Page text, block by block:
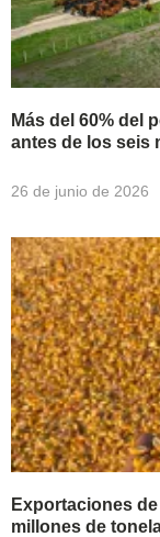
Más del 60% del
antes de los seis
26 de junio de 2026
Exportaciones
millones de